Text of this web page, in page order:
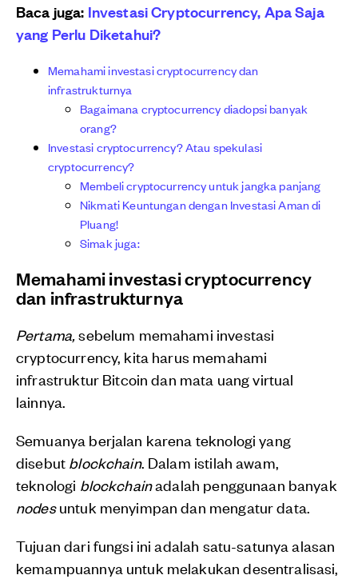
Baca juga: Investasi Cryptocurrency, Apa Saja
yang Perlu Diketahui?
Memahami investasi cryptocurrency dan
infrastrukturnya
Bagaimana cryptocurrency diadopsi banyak
orang?
Investasi cryptocurrency? Atau spekulasi
cryptocurrency?
Membeli cryptocurrency untuk jangka panjang
Nikmati Keuntungan dengan Investasi Aman di
Pluang!
Simak juga:
Memahami investasi cryptocurrency
dan infrastrukturnya
Pertama,sebelum memahami investasi
cryptocurrency, kita harus memahami
infrastruktur Bitcoin dan mata uang virtual
lainnya.
Semuanya berjalan karena teknologi yang
disebut blockchain. Dalam istilah awam,
teknologi blockchainadalah penggunaan banyak
nodesuntuk menyimpan dan mengatur data.
Tujuan dari fungsi ini adalah satu-satunya alasan
kemampuannya untuk melakukan desentralisasi,